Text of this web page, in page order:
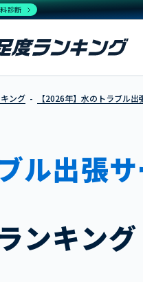
ング 【2026年】水のトラブル出
ル出張
ンキング
診断